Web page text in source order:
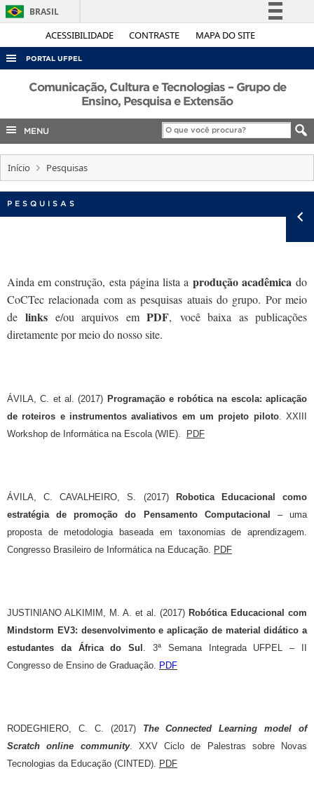
ACESSIBILIDADE CONTRASTE MAPA DO SITE
BRASIL
Simplifique!
Acesso à informação
Legislação
Canais
PORTAL UFPEL
ACESSO À INFORMAÇÃO
COBALTO
CONCURSOS
INTERNACIONAL
Comunicação, Cultura e Tecnologias – Grupo de
Ensino, Pesquisa e Extensão
MENU
Início Pesquisas
PESQUISAS
Ainda em construção, esta página lista a produção acadêmica do
CoCTec relacionada com as pesquisas atuais do grupo. Por meio
delinks e/ou arquivos emPDF,
você baixa as publicações
diretamente por meio do nosso site.
ÁVILA, C. et al. (2017) Programação e robótica na escola: aplicação
de roteiros e instrumentos avaliativos em um projeto piloto. XXIII
Workshop de Informática na Escola (WIE).
PDF
ÁVILA, C. CAVALHEIRO, S. (2017)
Robotica Educacional como
estratégia de promoção do Pensamento Computacional
– uma
proposta de metodologia baseada em taxonomias de aprendizagem.
Congresso Brasileiro de Informática na Educação. PDF
JUSTINIANO ALKIMIM, M. A. et al. (2017) Robótica Educacional com
Mindstorm EV3: desenvolvimento e aplicação de material didático a
estudantes da África do Sul . 3ª Semana Integrada UFPEL – II
Congresso de Ensino de Graduação. PDF
RODEGHIERO, C. C. (2017) The Connected Learning model of
Scratch online community. XXV Ciclo de Palestras sobre Novas
Tecnologias da Educação (CINTED). PDF